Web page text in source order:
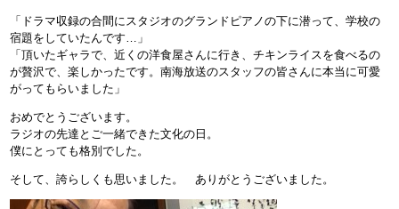
「ドラマ収録の合間にスタジオのグランドピアノの下に潜って、学校の
宿題をしていたんです…」
「頂いたギャラで、近くの洋食屋さんに行き、チキンライスを食べるの
が贅沢で、楽しかったです。南海放送のスタッフの皆さんに本当に可愛
がってもらいました」
おめでとうございます。
ラジオの先達とご一緒できた文化の日。
僕にとっても格別でした。
そして、誇らしくも思いました。 ありがとうございました。